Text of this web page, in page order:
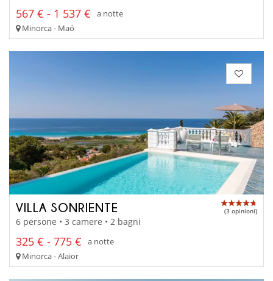
567 € - 1 537 €
a notte
Minorca - Maó
VILLA SONRIENTE (3 opinioni)
6 persone • 3 camere • 2 bagni
325 € - 775 €
a notte
Minorca - Alaior